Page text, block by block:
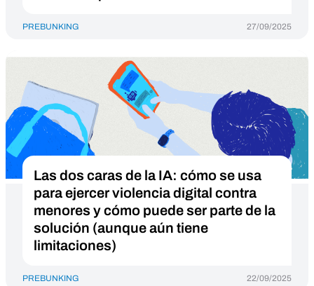
PREBUNKING 27/09/2025
Las dos caras de la IA: cómo se usa
para ejercer violencia digital contra
menores y cómo puede ser parte de la
solución (aunque aún tiene
limitaciones)
PREBUNKING 22/09/2025